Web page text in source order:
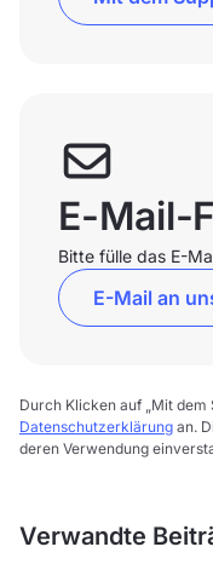
E-Mail-
Bitte fülle das E-
E-Mail an
Durch Klicken auf „Mit
Datenschutzerklärung an.
deren Verwendung
Verwandte